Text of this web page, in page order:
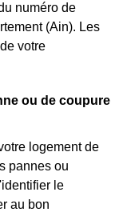
numéro de
(Ain). Les
votre
ou de coupure
logement de
pannes ou
le
au bon